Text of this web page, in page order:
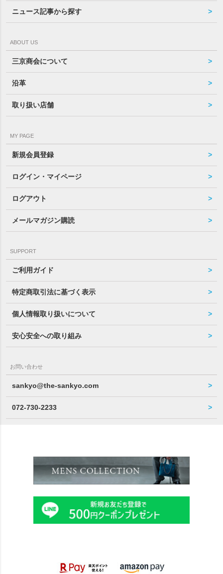
ニュース記事から探す
ABOUT US
三京商会について
沿革
取り扱い店舗
MY PAGE
新規会員登録
ログイン・マイページ
ログアウト
メールマガジン購読
SUPPORT
ご利用ガイド
特定商取引法に基づく表示
個人情報取り扱いについて
安心安全への取り組み
お問い合わせ
sankyo@the-sankyo.com
072-730-2233